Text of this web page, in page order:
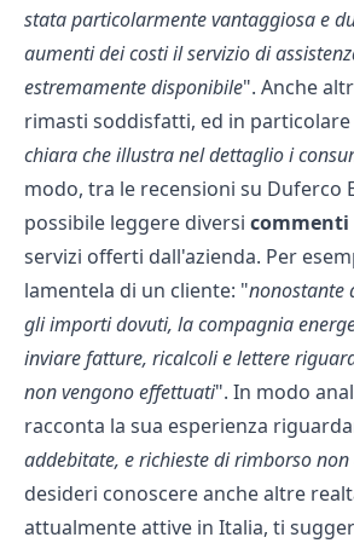
stata particolarmente vantaggiosa e
aumenti dei costi il servizio di
estremamente disponibile". Anche
rimasti soddisfatti, ed in
chiara che illustra nel dettaglio i
modo, tra le recensioni su Duferco
possibile leggere diversi
servizi offerti dall'azienda. Per
lamentela di un cliente: "nonostante
gli importi dovuti, la compagnia
inviare fatture, ricalcoli e lettere
non vengono effettuati". In modo
racconta la sua esperienza
addebitate, e richieste di rimborso
desideri conoscere anche altre
attualmente attive in Italia, ti